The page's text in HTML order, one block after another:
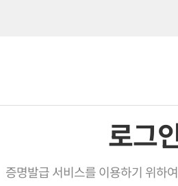
로그
증명발급 서비스를 이용하기 위하